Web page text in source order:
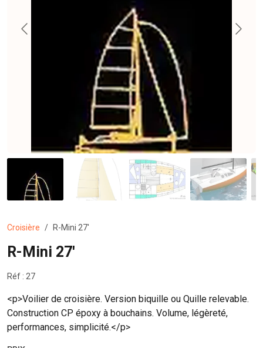
Croisière R-Mini 27'
R-Mini 27'
Réf : 27
<p>Voilier de croisière. Version biquille ou Quille relevable.
Construction CP époxy à bouchains. Volume, légèreté,
performances, simplicité.</p>